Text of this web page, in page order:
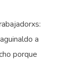
a
porque